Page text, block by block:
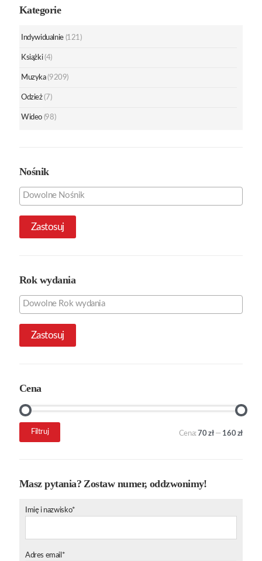
Kategorie
Indywidualnie (121)
Książki (4)
Muzyka (9209)
Odzież (7)
Wideo (98)
Nośnik
Zastosuj
Rok wydania
Zastosuj
Cena
Cena
Cena
Filtruj Cena: 70 zł— 160 zł
Masz pytania? Zostaw numer, oddzwonimy!
Imię i nazwisko*
Adres email*